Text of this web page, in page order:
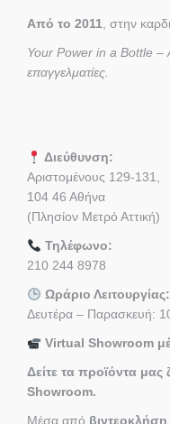
Από το 2011, στην
Your Power in a Bottle –
επαγγελματίες.
Διεύθυνση:
Αριστομένους 129-131,
104 46 Αθήνα
(Πλησίον Μετρό Αττική)
Τηλέφωνο:
210 244 8978
Ωράριο Λειτουργίας:
Δευτέρα – Παρασκευή:
Virtual Showroom
Δείτε τα προϊόντα
Showroom.
Μέσα από